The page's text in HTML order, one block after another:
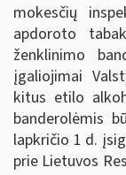
mokesčių
apdoroto
ženklinimo
įgaliojimai
kitus etilo
banderolėmis
lapkričio 1 d.
prie Lietuvos